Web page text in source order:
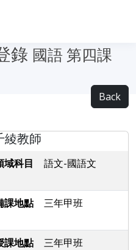
錄 國語 第四課
Back
綾教師
域科目 語文-國語文
課地點 三年甲班
課地點 三年甲班